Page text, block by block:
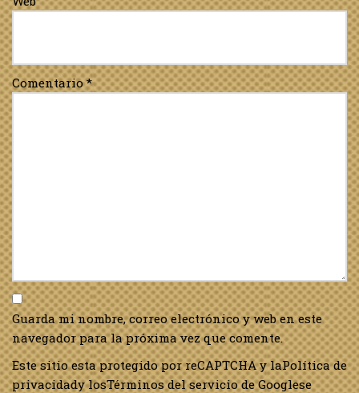
Comentario*
Guarda mi nombre, correo electrónico y web en este
navegador para la próxima vez que comente.
Este sitio esta protegido por reCAPTCHA y laPolítica de
privacidady losTérminos del servicio de Googlese